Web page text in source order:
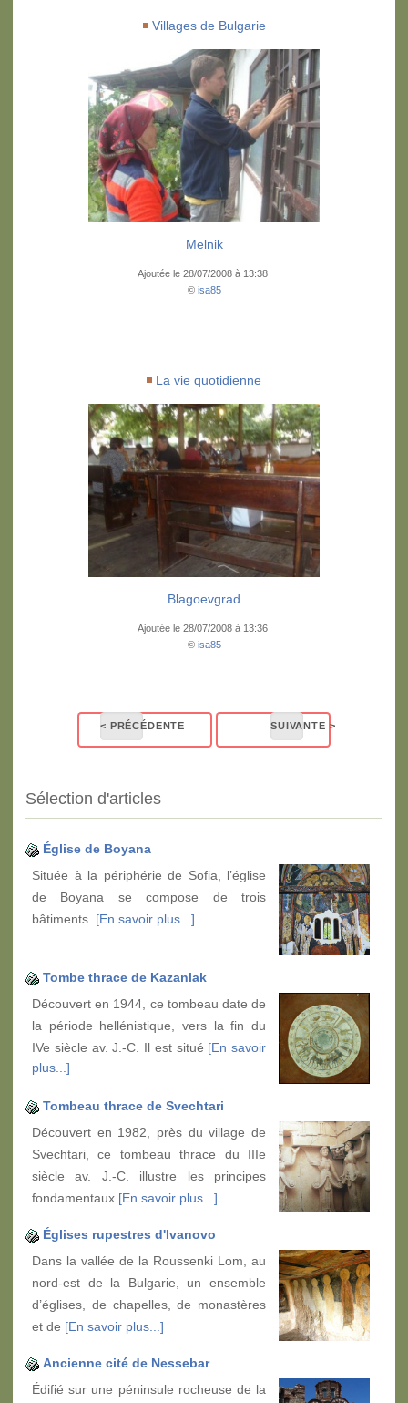
Villages de Bulgarie
Melnik
Ajoutée le 28/07/2008 à 13:38
© isa85
La vie quotidienne
Blagoevgrad
Ajoutée le 28/07/2008 à 13:36
© isa85
Sélection d'articles
Église de Boyana
Située à la périphérie de Sofia, l’église
de Boyana se compose de trois
bâtiments. [En savoir plus...]
Tombe thrace de Kazanlak
Découvert en 1944, ce tombeau date de
la période hellénistique, vers la fin du
IVe siècle av. J.-C. Il est situé [En savoir
plus...]
Tombeau thrace de Svechtari
Découvert en 1982, près du village de
Svechtari, ce tombeau thrace du IIIe
siècle av. J.-C. illustre les principes
fondamentaux [En savoir plus...]
Églises rupestres d'Ivanovo
Dans la vallée de la Roussenki Lom, au
nord-est de la Bulgarie, un ensemble
d’églises, de chapelles, de monastères
et de [En savoir plus...]
Ancienne cité de Nessebar
Édifié sur une péninsule rocheuse de la